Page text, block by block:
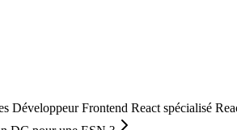
Développeur Frontend React spécialisé